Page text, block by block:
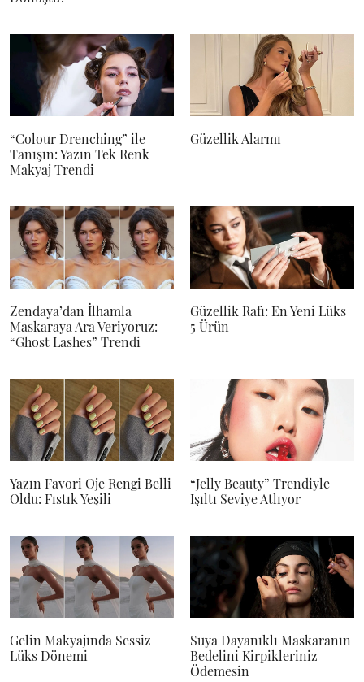
“Colour Drenching” ile
Tanışın: Yazın Tek Renk
Makyaj Trendi
Güzellik Alarmı
Zendaya’dan İlhamla
Maskaraya Ara Veriyoruz:
“Ghost Lashes” Trendi
Güzellik Rafı: En Yeni Lüks
5 Ürün
Yazın Favori Oje Rengi Belli
Oldu: Fıstık Yeşili
“Jelly Beauty” Trendiyle
Işıltı Seviye Atlıyor
Gelin Makyajında Sessiz
Lüks Dönemi
Suya Dayanıklı Maskaranın
Bedelini Kirpikleriniz
Ödemesin